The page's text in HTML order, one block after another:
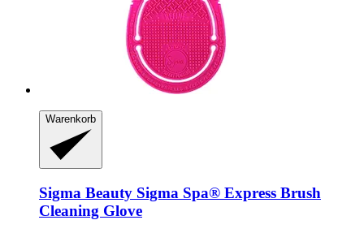
Warenkorb
Sigma Beauty Sigma Spa® Express Brush
Cleaning Glove